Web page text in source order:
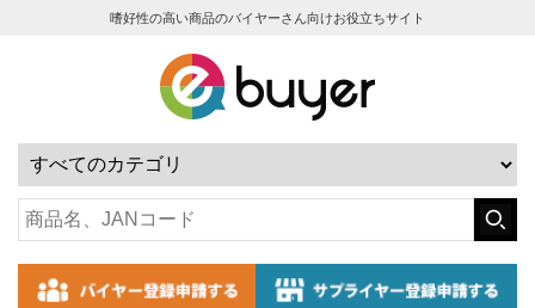
嗜好性の高い商品のバイヤーさん向けお役立ちサイト